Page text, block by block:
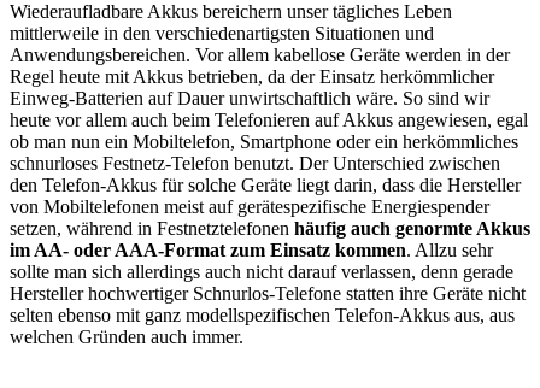
Wiederaufladbare Akkus bereichern unser tägliches Leben
mittlerweile in den verschiedenartigsten Situationen und
Anwendungsbereichen. Vor allem kabellose Geräte werden in der
Regel heute mit Akkus betrieben, da der Einsatz herkömmlicher
Einweg-Batterien auf Dauer unwirtschaftlich wäre. So sind wir
heute vor allem auch beim Telefonieren auf Akkus angewiesen, egal
ob man nun ein Mobiltelefon, Smartphone oder ein herkömmliches
schnurloses Festnetz-Telefon benutzt. Der Unterschied zwischen
den Telefon-Akkus für solche Geräte liegt darin, dass die Hersteller
von Mobiltelefonen meist auf gerätespezifische Energiespender
setzen, während in Festnetztelefonen häufig auch genormte Akkus
im AA- oder AAA-Format zum Einsatz kommen. Allzu sehr
sollte man sich allerdings auch nicht darauf verlassen, denn gerade
Hersteller hochwertiger Schnurlos-Telefone statten ihre Geräte nicht
selten ebenso mit ganz modellspezifischen Telefon-Akkus aus, aus
welchen Gründen auch immer.